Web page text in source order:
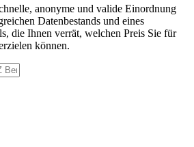
anonyme und valide Einordnung
Datenbestands und eines
die Ihnen verrät, welchen Preis Sie für
können.